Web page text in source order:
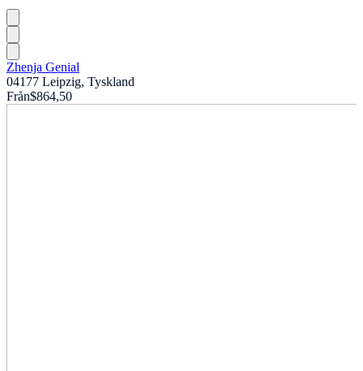
Zhenja Genial
04177 Leipzig, Tyskland
Från$864,50